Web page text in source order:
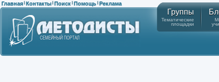
Главная | Контакты | Поиск | Помощь | Реклама
Группы
Тематические
площадки